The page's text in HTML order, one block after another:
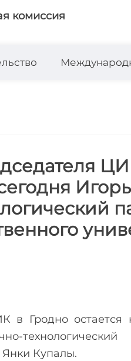
комиссия
в Гродно остается
технологический
Янки Купалы.